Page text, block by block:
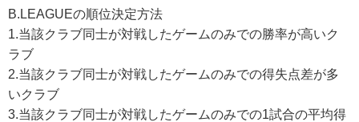
B.LEAGUEの順位決定方法
1.当該クラブ同士が対戦したゲームのみでの勝率が高いク
ラブ
2.当該クラブ同士が対戦したゲームのみでの得失点差が多
いクラブ
3.当該クラブ同士が対戦したゲームのみでの1試合の平均得